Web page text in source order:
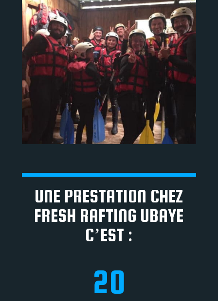
UNE PRESTATION CHEZ
FRESH RAFTING UBAYE
C’EST :
20